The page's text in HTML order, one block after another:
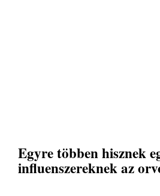
Egyre többen hisznek
influenszereknek az